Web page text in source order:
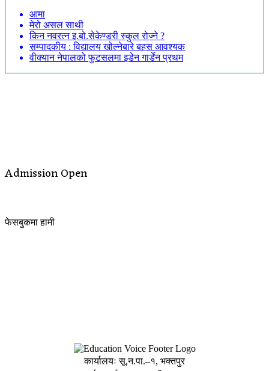
आमा
मेरो असल साथी
किन नवरत्न इ.बो.सेकेण्डरी स्कुल रोज्ने ?
सम्पादकीय : विद्यालय खोल्नेबारे बहस आवश्यक
वीक्यान नेपालको फुटसलमा इडेन गार्डेन प्रथम
Admission Open
फेसबुकमा हामी
कार्यालयः सू.न.पा.–१, भक्तपुर